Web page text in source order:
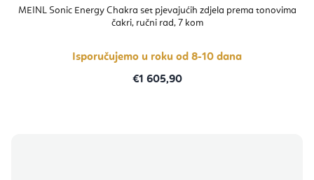
MEINL Sonic Energy Chakra set pjevajućih zdjela prema tonovima
čakri, ručni rad, 7 kom
Isporučujemo u roku od 8-10 dana
€1 605,90